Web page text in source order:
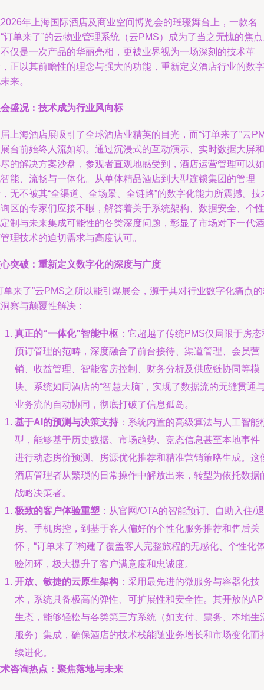
年上海国际酒店及商业空间博览会的璀璨舞台上，一款名
订单来了”的云物业管理系统（云PMS）成为了当之无愧的焦
仅是一次产品的华丽亮相，更被业界视为一场深刻的技术革
正以其前瞻性的理念与强大的功能，重新定义酒店行业的数字
来。
盛况：技术成为行业风向标
上海酒店展吸引了全球酒店业精英的目光，而“订单来了”云
台前始终人流如织。通过沉浸式的互动演示、实时数据大屏和
的解决方案沙盘，参观者直观地感受到，酒店运营管理可以如
能、流畅与一体化。从单体精品酒店到大型连锁集团的管理
无不被其“全渠道、全场景、全链路”的数字化能力所震撼。技
区的专家们应接不暇，解答着关于系统架构、数据安全、个性
制与未来集成可能性的各类深度问题，彰显了市场对下一代酒
理技术的迫切需求与高度认可。
突破：重新定义数字化的深度与广度
单来了”云PMS之所以能引爆展会，源于其对行业数字化痛点
察与颠覆性解决：
真正的“一体化”智能中枢 ：它超越了传统PMS仅局限于房态
预订管理的范畴，深度融合了前台接待、渠道管理、会员营
销、收益管理、智能客房控制、财务分析及供应链协同等模
块。系统如同酒店的“智慧大脑”，实现了数据流的无缝贯通
业务流的自动协同，彻底打破了信息孤岛。
基于AI的预测与决策支持 ：系统内置的高级算法与人工智能
型，能够基于历史数据、市场趋势、竞态信息甚至本地事件
进行动态房价预测、房源优化推荐和精准营销策略生成。这
酒店管理者从繁琐的日常操作中解放出来，转型为依托数据
战略决策者。
极致的客户体验重塑 ：从官网/OTA的智能预订、自助入住/退
房、手机房控，到基于客人偏好的个性化服务推荐和售后关
怀，“订单来了”构建了覆盖客人完整旅程的无感化、个性化
验闭环，极大提升了客户满意度和忠诚度。
开放、敏捷的云原生架构 ：采用最先进的微服务与容器化技
术，系统具备极高的弹性、可扩展性和安全性。其开放的
生态，能够轻松与各类第三方系统（如支付、票务、本地生
服务）集成，确保酒店的技术栈能随业务增长和市场变化而
续进化。
咨询热点：聚焦落地与未来